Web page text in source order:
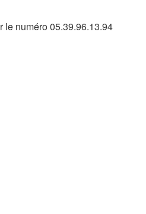
le numéro 05.39.96.13.94